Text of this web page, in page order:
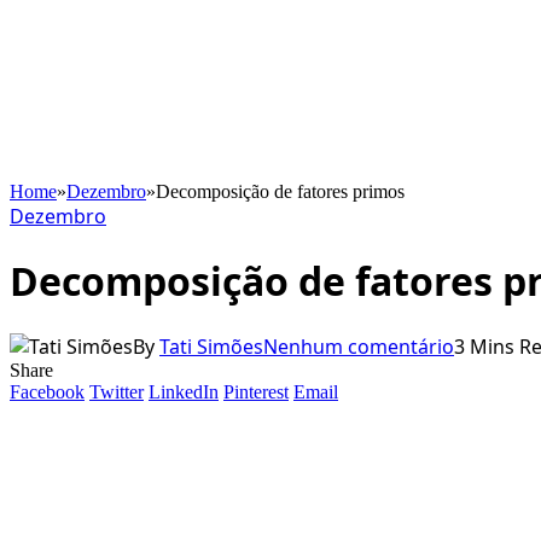
Home»Dezembro»Decomposição de fatores primos
Dezembro
Decomposição de fatores
ByTati SimõesNenhum comentário3 Mins
Share
Facebook Twitter LinkedIn Pinterest Email